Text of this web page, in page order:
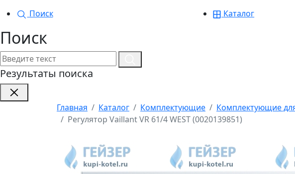
Поиск
Каталог
Поиск
Результаты поиска
Главная Каталог Комплектующие Комплектующие
Регулятор Vaillant VR 61/4 WEST (0020139851)